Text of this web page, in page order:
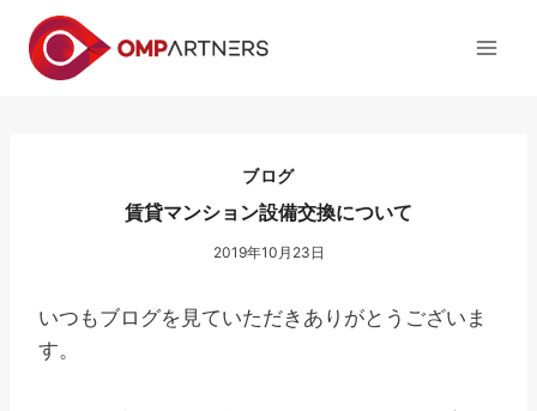
ブログ
賃貸マンション設備交換について
2019年10月23日
いつもブログを見ていただきありがとうございま
す。